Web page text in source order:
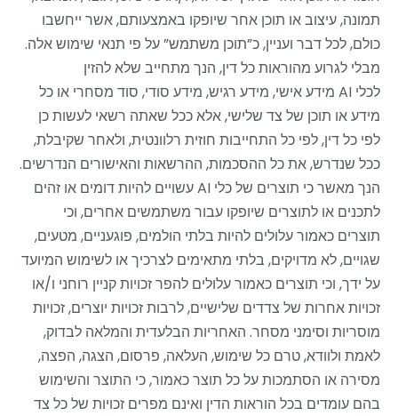
תמונה, עיצוב או תוכן אחר שיופקו באמצעותם, אשר ייחשבו
כולם, לכל דבר ועניין, כ”תוכן משתמש” על פי תנאי שימוש אלה.
מבלי לגרוע מהוראות כל דין, הנך מתחייב שלא להזין
לכלי AI מידע אישי, מידע רגיש, מידע סודי, סוד מסחרי או כל
מידע או תוכן של צד שלישי, אלא ככל שאתה רשאי לעשות כן
לפי כל דין, לפי כל התחייבות חוזית רלוונטית, ולאחר שקיבלת,
ככל שנדרש, את כל ההסכמות, ההרשאות והאישורים הנדרשים.
הנך מאשר כי תוצרים של כלי AIעשויים להיות דומים או זהים
לתכנים או לתוצרים שיופקו עבור משתמשים אחרים, וכי
תוצרים כאמור עלולים להיות בלתי הולמים, פוגעניים, מטעים,
שגויים, לא מדויקים, בלתי מתאימים לצרכיך או לשימוש המיועד
על ידך, וכי תוצרים כאמור עלולים להפר זכויות קניין רוחני ו/או
זכויות אחרות של צדדים שלישיים, לרבות זכויות יוצרים, זכויות
מוסריות וסימני מסחר. האחריות הבלעדית והמלאה לבדוק,
לאמת ולוודא, טרם כל שימוש, העלאה, פרסום, הצגה, הפצה,
מסירה או הסתמכות על כל תוצר כאמור, כי התוצר והשימוש
בהם עומדים בכל הוראות הדין ואינם מפרים זכויות של כל צד